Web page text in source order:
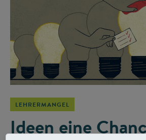
LEHRERMANGEL
Ideen eine